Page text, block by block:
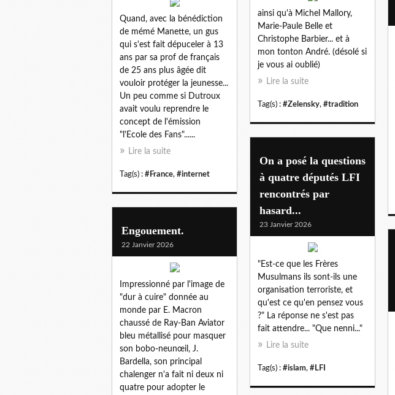
Quand, avec la bénédiction
de mémé Manette, un gus
qui s'est fait dépuceler à 13
ans par sa prof de français
de 25 ans plus âgée dit
vouloir protéger la jeunesse...
Un peu comme si Dutroux
avait voulu reprendre le
concept de l'émission
"l'Ecole des Fans"......
Lire la suite
Tag(s) : #France, #internet
ainsi qu'à Michel Mallory,
Marie-Paule Belle et
Christophe Barbier... et à
mon tonton André. (désolé si
je vous ai oublié)
Lire la suite
Tag(s) : #Zelensky, #tradition
On a posé la questions
à quatre députés LFI
rencontrés par
hasard...
23 Janvier 2026
"Est-ce que les Frères
Musulmans ils sont-ils une
organisation terroriste, et
qu'est ce qu'en pensez vous
?" La réponse ne s'est pas
fait attendre... "Que nenni..."
Lire la suite
Tag(s) : #islam, #LFI
Engouement.
22 Janvier 2026
Impressionné par l'image de
"dur à cuire" donnée au
monde par E. Macron
chaussé de Ray-Ban Aviator
bleu métallisé pour masquer
son bobo-neunœil, J.
Bardella, son principal
chalenger n'a fait ni deux ni
quatre pour adopter le